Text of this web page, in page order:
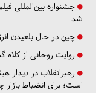
جشنواره بین‌المللی
شد
چین در حال بلعیدن
روایت روحانی از کلاه
رهبرانقلاب در
است؛ برای انضباط